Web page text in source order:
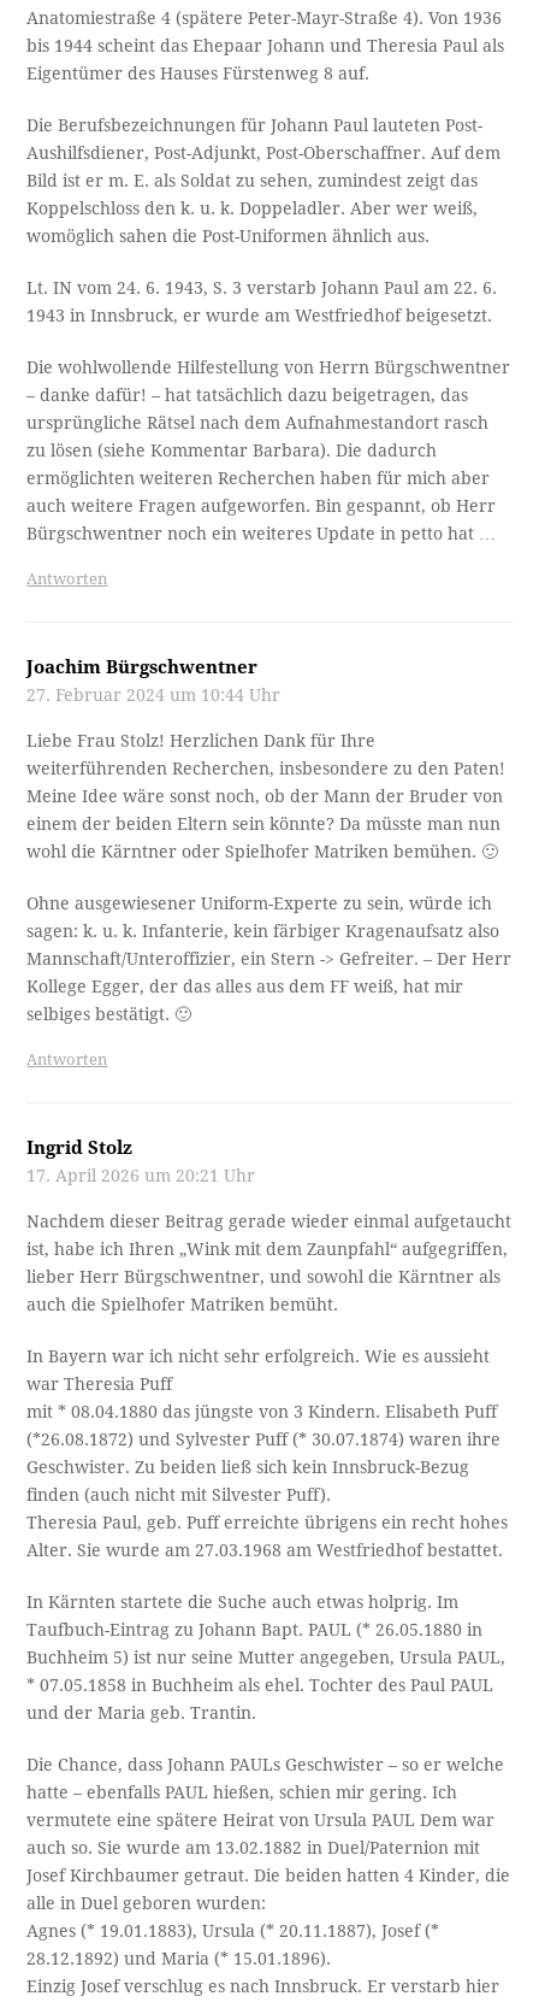
Anatomiestraße 4 (spätere Peter-Mayr-Straße 4). Von 1936
bis 1944 scheint das Ehepaar Johann und Theresia Paul als
Eigentümer des Hauses Fürstenweg 8 auf.
Die Berufsbezeichnungen für Johann Paul lauteten Post-
Aushilfsdiener, Post-Adjunkt, Post-Oberschaffner. Auf dem
Bild ist er m. E. als Soldat zu sehen, zumindest zeigt das
Koppelschloss den k. u. k. Doppeladler. Aber wer weiß,
womöglich sahen die Post-Uniformen ähnlich aus.
Lt. IN vom 24. 6. 1943, S. 3 verstarb Johann Paul am 22. 6.
1943 in Innsbruck, er wurde am Westfriedhof beigesetzt.
Die wohlwollende Hilfestellung von Herrn Bürgschwentner
– danke dafür! – hat tatsächlich dazu beigetragen, das
ursprüngliche Rätsel nach dem Aufnahmestandort rasch
zu lösen (siehe Kommentar Barbara). Die dadurch
ermöglichten weiteren Recherchen haben für mich aber
auch weitere Fragen aufgeworfen. Bin gespannt, ob Herr
Bürgschwentner noch ein weiteres Update in petto hat …
Antworten
Joachim Bürgschwentner
27. Februar 2024 um 10:44 Uhr
Liebe Frau Stolz! Herzlichen Dank für Ihre
weiterführenden Recherchen, insbesondere zu den Paten!
Meine Idee wäre sonst noch, ob der Mann der Bruder von
einem der beiden Eltern sein könnte? Da müsste man nun
wohl die Kärntner oder Spielhofer Matriken bemühen. 🙂
Ohne ausgewiesener Uniform-Experte zu sein, würde ich
sagen: k. u. k. Infanterie, kein färbiger Kragenaufsatz also
Mannschaft/Unteroffizier, ein Stern -> Gefreiter. – Der Herr
Kollege Egger, der das alles aus dem FF weiß, hat mir
selbiges bestätigt. 🙂
Antworten
Ingrid Stolz
17. April 2026 um 20:21 Uhr
Nachdem dieser Beitrag gerade wieder einmal aufgetaucht
ist, habe ich Ihren „Wink mit dem Zaunpfahl“ aufgegriffen,
lieber Herr Bürgschwentner, und sowohl die Kärntner als
auch die Spielhofer Matriken bemüht.
In Bayern war ich nicht sehr erfolgreich. Wie es aussieht
war Theresia Puff
mit * 08.04.1880 das jüngste von 3 Kindern. Elisabeth Puff
(*26.08.1872) und Sylvester Puff (* 30.07.1874) waren ihre
Geschwister. Zu beiden ließ sich kein Innsbruck-Bezug
finden (auch nicht mit Silvester Puff).
Theresia Paul, geb. Puff erreichte übrigens ein recht hohes
Alter. Sie wurde am 27.03.1968 am Westfriedhof bestattet.
In Kärnten startete die Suche auch etwas holprig. Im
Taufbuch-Eintrag zu Johann Bapt. PAUL (* 26.05.1880 in
Buchheim 5) ist nur seine Mutter angegeben, Ursula PAUL,
* 07.05.1858 in Buchheim als ehel. Tochter des Paul PAUL
und der Maria geb. Trantin.
Die Chance, dass Johann PAULs Geschwister – so er welche
hatte – ebenfalls PAUL hießen, schien mir gering. Ich
vermutete eine spätere Heirat von Ursula PAUL Dem war
auch so. Sie wurde am 13.02.1882 in Duel/Paternion mit
Josef Kirchbaumer getraut. Die beiden hatten 4 Kinder, die
alle in Duel geboren wurden:
Agnes (* 19.01.1883), Ursula (* 20.11.1887), Josef (*
28.12.1892) und Maria (* 15.01.1896).
Einzig Josef verschlug es nach Innsbruck. Er verstarb hier